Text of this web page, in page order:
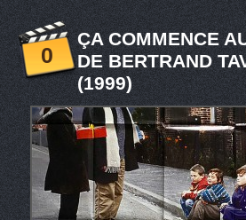
0
ÇA COMMENCE
DE BERTRAND
(1999)